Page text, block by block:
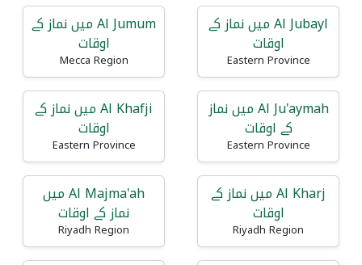
Al Jubayl میں نماز کے
اوقات
Eastern Province
Al Jumum میں نماز کے
اوقات
Mecca Region
Al Ju'aymah میں نماز
کے اوقات
Eastern Province
Al Khafji میں نماز کے
اوقات
Eastern Province
Al Kharj میں نماز کے
اوقات
Riyadh Region
Al Majma'ah میں
نماز کے اوقات
Riyadh Region